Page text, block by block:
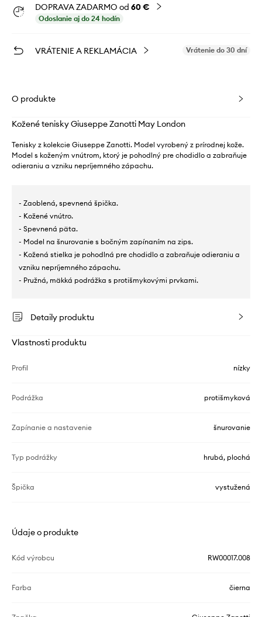
DOPRAVA ZADARMO od 60 €
Odoslanie aj do 24 hodín
VRÁTENIE A REKLAMÁCIA Vrátenie do 30 dní
O produkte
Kožené tenisky Giuseppe Zanotti May London
Tenisky z kolekcie Giuseppe Zanotti. Model vyrobený z prírodnej kože.
Model s koženým vnútrom, ktorý je pohodlný pre chodidlo a zabraňuje
odieraniu a vzniku nepríjemného zápachu.
- Zaoblená, spevnená špička.
- Kožené vnútro.
- Spevnená päta.
- Model na šnurovanie s bočným zapínaním na zips.
- Kožená stielka je pohodlná pre chodidlo a zabraňuje odieraniu a
vzniku nepríjemného zápachu.
- Pružná, mäkká podrážka s protišmykovými prvkami.
Detaily produktu
Vlastnosti produktu
Profil nízky
Podrážka protišmyková
Zapínanie a nastavenie šnurovanie
Typ podrážky hrubá, plochá
Špička vystužená
Údaje o produkte
Kód výrobcu RW00017.008
Farba čierna